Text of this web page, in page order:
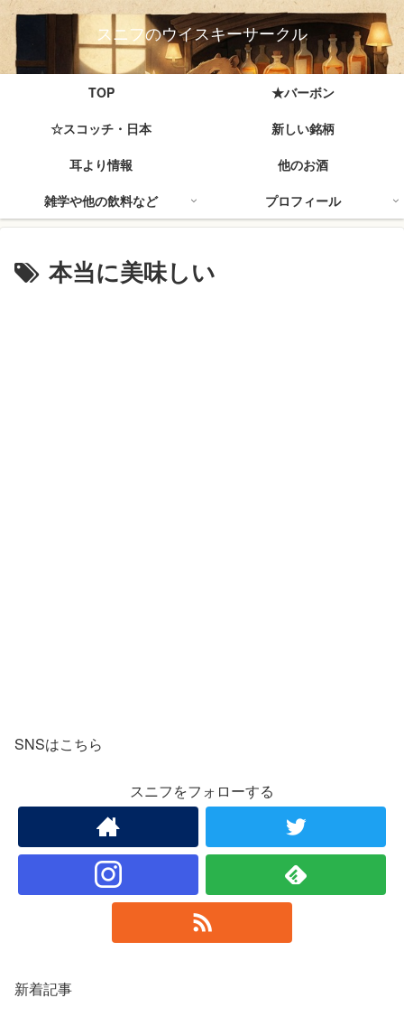
スニフのウイスキーサークル
TOP
★バーボン
☆スコッチ・日本
新しい銘柄
耳より情報
他のお酒
雑学や他の飲料など
プロフィール
本当に美味しい
SNSはこちら
スニフをフォローする
新着記事